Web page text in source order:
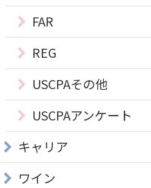
FAR
REG
USCPAその他
USCPAアンケート
キャリア
ワイン